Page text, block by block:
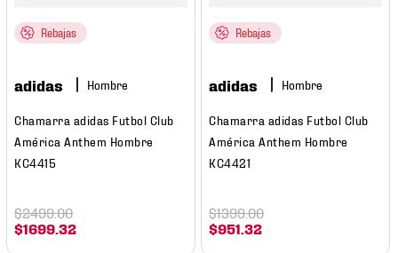
Rebajas
adidas Hombre
Chamarra adidas Futbol Club
América Anthem Hombre
KC4415
$1699 .32
$2499.00
Rebajas
adidas Hombre
Chamarra adidas Futbol Club
América Anthem Hombre
KC4421
$951 .32
$1399.00